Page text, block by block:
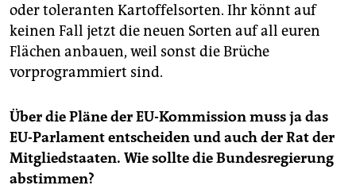
oder toleranten Kartoffelsorten. Ihr könnt auf
keinen Fall jetzt die neuen Sorten auf all euren
Flächen anbauen, weil sonst die Brüche
vorprogrammiert sind.
Über die Pläne der EU-Kommission muss ja das
EU-Parlament entscheiden und auch der Rat der
Mitgliedstaaten. Wie sollte die Bundesregierung
abstimmen?